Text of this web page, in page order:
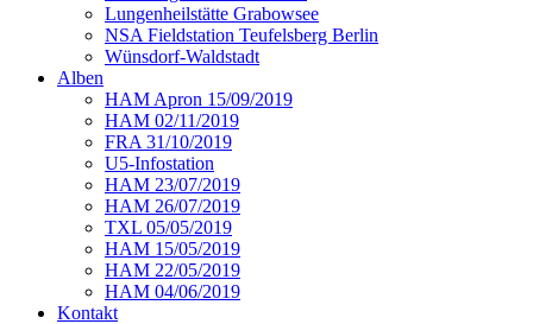
Lungenheilstätte Grabowsee
NSA Fieldstation Teufelsberg Berlin
Wünsdorf-Waldstadt
Alben
HAM Apron 15/09/2019
HAM 02/11/2019
FRA 31/10/2019
U5-Infostation
HAM 23/07/2019
HAM 26/07/2019
TXL 05/05/2019
HAM 15/05/2019
HAM 22/05/2019
HAM 04/06/2019
Kontakt